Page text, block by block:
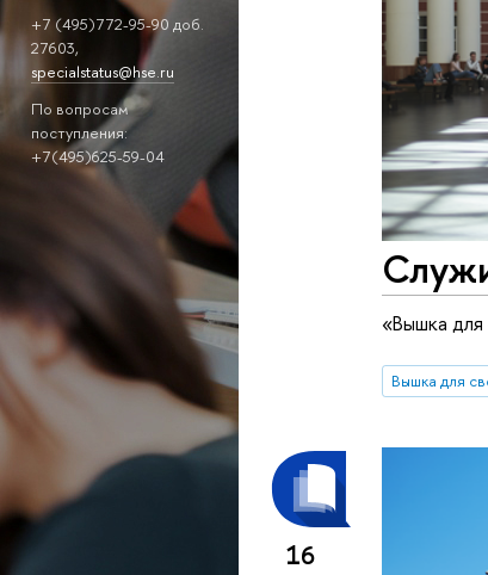
+7 (495)772-95-90 доб.
27603,
specialstatus@hse.ru
По вопросам
поступления:
+7(495)625-59-04
«Вышка
Вышка для
16